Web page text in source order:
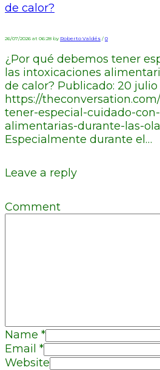
de calor?
26/07/2026 at 06:28 by Roberto Valdés / 0
¿Por qué debemos tener
las intoxicaciones
de calor? Publicado: 20 julio
https://
tener-especial-cuidado-
alimentarias-durante-las-
Especialmente durante el…
Leave a reply
Comment
Name *
Email *
Website